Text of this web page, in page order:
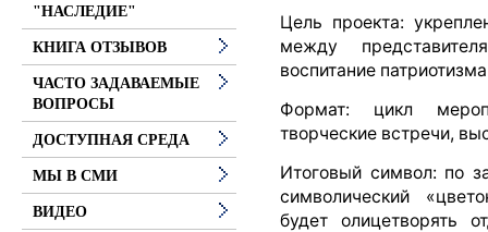
Цель проекта:
между
воспитание
Формат: цикл
творческие встречи,
Итоговый символ: по
символический
будет олицетворять
"НАСЛЕДИЕ"
КНИГА ОТЗЫВОВ
ЧАСТО ЗАДАВАЕМЫЕ
ВОПРОСЫ
ДОСТУПНАЯ СРЕДА
МЫ В СМИ
ВИДЕО